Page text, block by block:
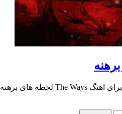
برای اهنگ The Ways لحظه های برهنه